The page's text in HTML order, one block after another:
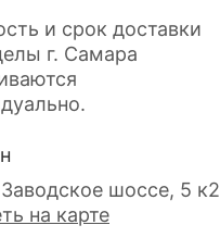
и срок доставки
г. Самара
шоссе, 5 к2
на карте